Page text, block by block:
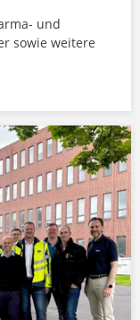
und
sowie weitere